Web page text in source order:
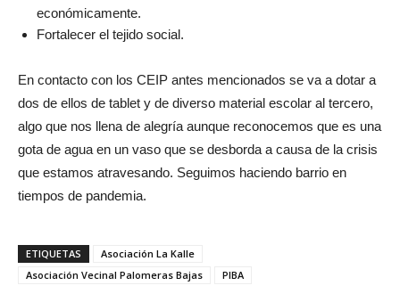
económicamente.
Fortalecer el tejido social.
En contacto con los CEIP antes mencionados se va a dotar a
dos de ellos de tablet y de diverso material escolar al tercero,
algo que nos llena de alegría aunque reconocemos que es una
gota de agua en un vaso que se desborda a causa de la crisis
que estamos atravesando. Seguimos haciendo barrio en
tiempos de pandemia.
ETIQUETAS
Asociación La Kalle
Asociación Vecinal Palomeras Bajas
PIBA